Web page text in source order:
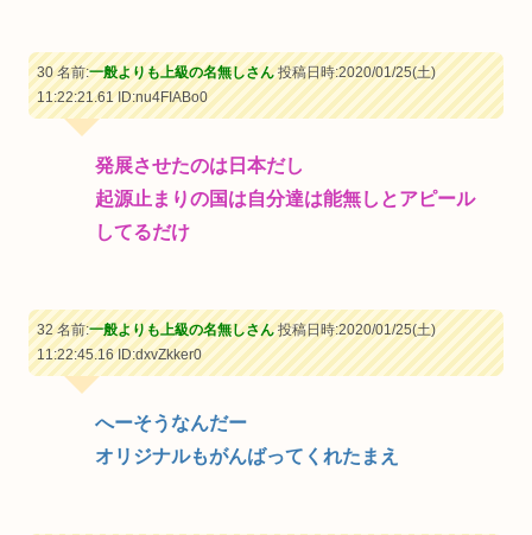
30 名前:一般よりも上級の名無しさん投稿日時:2020/01/25(土)
11:22:21.61ID:nu4FIABo0
発展させたのは日本だし
起源止まりの国は自分達は能無しとアピール
してるだけ
32 名前:一般よりも上級の名無しさん投稿日時:2020/01/25(土)
11:22:45.16ID:dxvZkker0
へーそうなんだー
オリジナルもがんばってくれたまえ